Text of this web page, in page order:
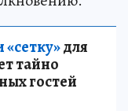
для
тайно
гостей